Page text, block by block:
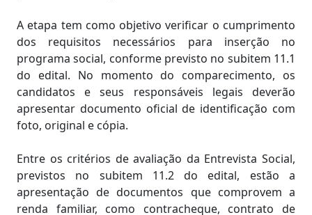
A etapa tem como objetivo verificar o cumprimento
dos requisitos necessários para inserção no
programa social, conforme previsto no subitem 11.1
do edital. No momento do comparecimento, os
candidatos e seus responsáveis legais deverão
apresentar documento oficial de identificação com
foto, original e cópia.
Entre os critérios de avaliação da Entrevista Social,
previstos no subitem 11.2 do edital, estão a
apresentação de documentos que comprovem a
renda familiar, como contracheque, contrato de